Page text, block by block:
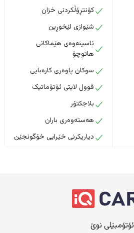
کۆنتڕۆڵکردنی خزان
شێوازی لێخوڕین
ناسینەوەی هێماکانی
هاتوچۆ
سوکان پاوەری کارەبایی
فوول لایتی ئۆتۆماتیک
بلاجکتۆر
هەستەوەری باران
دیاریکرنی خێرایی خۆگونجێن
ئۆتۆمبێلی نوێ